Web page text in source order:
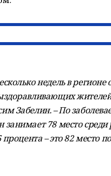
недель в
Забелин. – По
78 место среди
процента – это 82 место